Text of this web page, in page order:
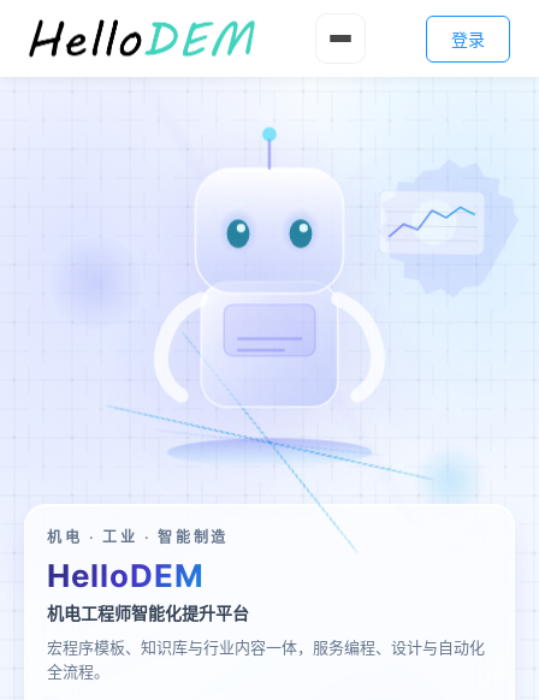
登录
机电 · 工业 · 智能制造
HelloDEM
机电工程师智能化提升平台
宏程序模板、知识库与行业内容一体，服务编程、设计与自动化
全流程。